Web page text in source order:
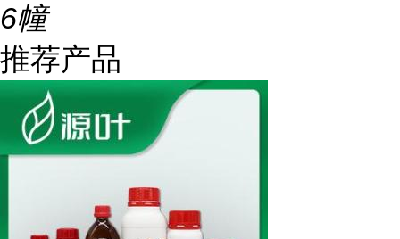
6幢
推荐产品